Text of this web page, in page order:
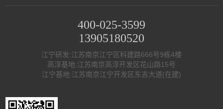
400-025-3599
13905180520
江宁研发:江苏南京江宁区科建路666号9栋4楼
高淳基地:江苏南京高淳开发区花山路15号
江宁基地:江苏南京江宁开发区东吉大道(在建)